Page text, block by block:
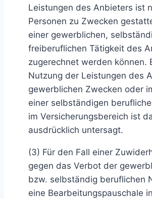
Leistungen des Anbieters ist
Personen zu Zwecken
einer gewerblichen,
freiberuflichen Tätigkeit des
zugerechnet werden können.
Nutzung der Leistungen des
gewerblichen Zwecken oder
einer selbständigen
im Versicherungsbereich ist
ausdrücklich untersagt.
(3) Für den Fall einer
gegen das Verbot der
bzw. selbständig beruflichen
eine Bearbeitungspauschale